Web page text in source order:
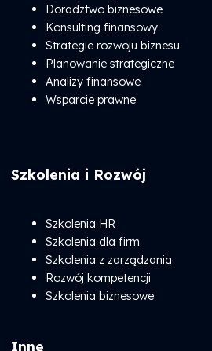
Doradztwo biznesowe
Konsulting finansowy
Strategie rozwoju biznesu
Planowanie strategiczne
Analizy finansowe
Wsparcie prawne
Szkolenia i Rozwój
Szkolenia HR
Szkolenia dla firm
Szkolenia z zarządzania
Rozwój kompetencji
Szkolenia biznesowe
Inne